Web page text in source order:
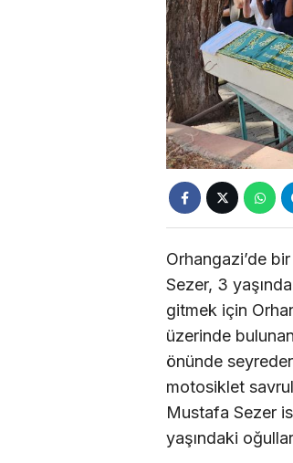
Orhangazi’de
Sezer, 3
gitmek için
üzerinde
önünde
motosiklet
Mustafa Sezer
yaşındaki